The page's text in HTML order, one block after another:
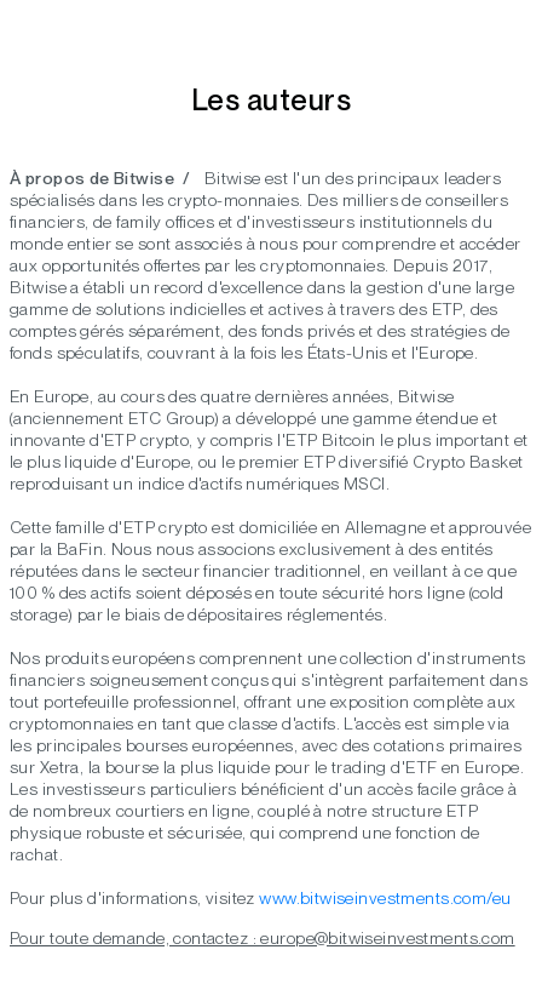
Les auteurs
À propos de Bitwise / Bitwise est l'un des principaux leaders
spécialisés dans les crypto-monnaies. Des milliers de conseillers
financiers, de family offices et d'investisseurs institutionnels du
monde entier se sont associés à nous pour comprendre et accéder
aux opportunités offertes par les cryptomonnaies. Depuis 2017,
Bitwise a établi un record d'excellence dans la gestion d'une large
gamme de solutions indicielles et actives à travers des ETP, des
comptes gérés séparément, des fonds privés et des stratégies de
fonds spéculatifs, couvrant à la fois les États-Unis et l'Europe.
En Europe, au cours des quatre dernières années, Bitwise
(anciennement ETC Group) a développé une gamme étendue et
innovante d'ETP crypto, y compris l'ETP Bitcoin le plus important et
le plus liquide d'Europe, ou le premier ETP diversifié Crypto Basket
reproduisant un indice d'actifs numériques MSCI.
Cette famille d'ETP crypto est domiciliée en Allemagne et approuvée
par la BaFin. Nous nous associons exclusivement à des entités
réputées dans le secteur financier traditionnel, en veillant à ce que
100 % des actifs soient déposés en toute sécurité hors ligne (cold
storage) par le biais de dépositaires réglementés.
Nos produits européens comprennent une collection d'instruments
financiers soigneusement conçus qui s'intègrent parfaitement dans
tout portefeuille professionnel, offrant une exposition complète aux
cryptomonnaies en tant que classe d'actifs. L'accès est simple via
les principales bourses européennes, avec des cotations primaires
sur Xetra, la bourse la plus liquide pour le trading d'ETF en Europe.
Les investisseurs particuliers bénéficient d'un accès facile grâce à
de nombreux courtiers en ligne, couplé à notre structure ETP
physique robuste et sécurisée, qui comprend une fonction de
rachat.
Pour plus d'informations, visitezwww.bitwiseinvestments.com/eu
Pour toute demande, contactez : europe@bitwiseinvestments.com